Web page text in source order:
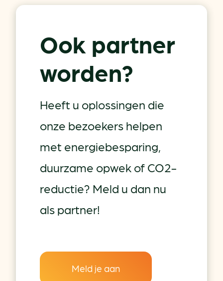
Ook partner
worden?
Heeft u oplossingen die
onze bezoekers helpen
met energiebesparing,
duurzame opwek of CO2-
reductie? Meld u dan nu
als partner!
Meld je aan